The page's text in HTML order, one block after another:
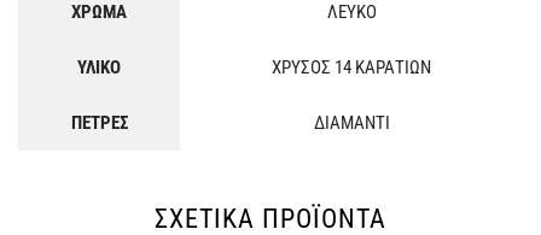
ΧΡΩΜΑ ΛΕΥΚΟ
ΥΛΙΚΟ ΧΡΥΣΟΣ 14 ΚΑΡΑΤΙΩΝ
ΠΕΤΡΕΣ ΔΙΑΜΑΝΤΙ
ΣΧΕΤΙΚΆ ΠΡΟΪΌΝΤΑ